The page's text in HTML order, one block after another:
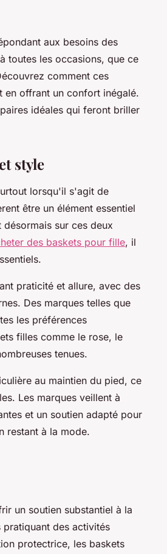
aux besoins des
toutes les occasions, que ce
comment ces
en offrant un confort inégalé.
idéales qui feront briller
style
lorsqu'il s'agit de
être un élément essentiel
sur ces deux
des baskets pour fille, il
praticité et allure, avec des
Des marques telles que
les préférences
filles comme le rose, le
tenues.
au maintien du pied, ce
Les marques veillent à
et un soutien adapté pour
restant à la mode.
un soutien substantiel à la
des activités
protectrice, les baskets